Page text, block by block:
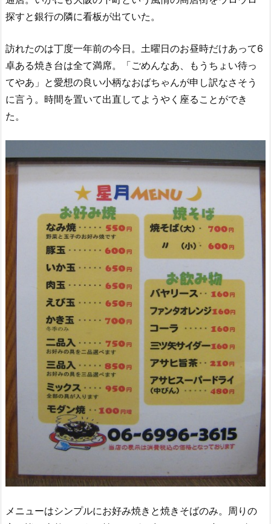
探すと銀行の隣に看板が出ていた。
訪れたのは丁度一年前の今日。土曜日のお昼時だけあって6
卓ある焼き台は全て満席。「ごめんなあ、もうちょい待っ
てやあ」と愛想の良い小柄なおばちゃんが申し訳なさそう
に言う。時間を置いて出直してようやく座ることができ
た。
メニューはシンプルにお好み焼きと焼きそばのみ。周りの